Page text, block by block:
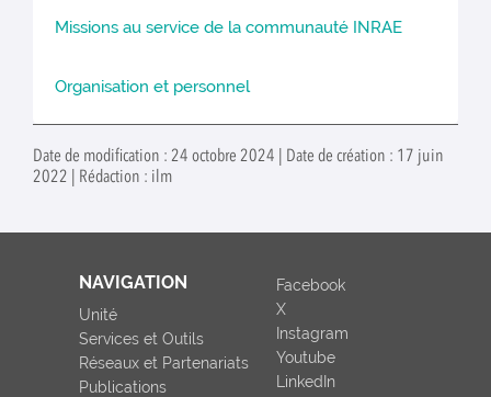
Missions au service de la communauté INRAE
Organisation et personnel
Date de modification : 24 octobre 2024 | Date de création : 17 juin
2022 | Rédaction : ilm
NAVIGATION
Unité
Services et Outils
Réseaux et Partenariats
Publications
Facebook
X
Instagram
Youtube
LinkedIn